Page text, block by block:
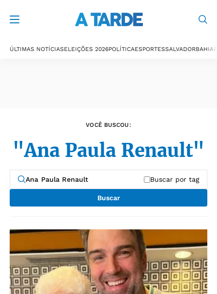
ÚLTIMAS NOTÍCIASELEIÇÕES 2026POLÍTICAESPORTESSALVADORBAHIA
VOCÊ BUSCOU:
"Ana Paula Renault"
Buscar por tag
Buscar